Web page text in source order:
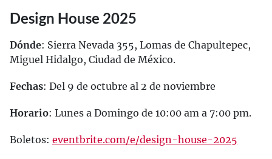
Design House 2025
Dónde: Sierra Nevada 355, Lomas de Chapultepec,
Miguel Hidalgo, Ciudad de México.
Fechas: Del 9 de octubre al 2 de noviembre
Horario: Lunes a Domingo de 10:00 am a 7:00 pm.
Boletos: eventbrite.com/e/design-house-2025